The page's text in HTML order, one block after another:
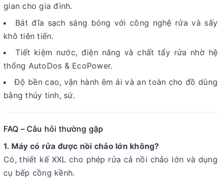
gian cho gia đình.
Bát đĩa sạch sáng bóng với công nghệ rửa và sấy
khô tiên tiến.
Tiết kiệm nước, điện năng và chất tẩy rửa nhờ hệ
thống AutoDos & EcoPower.
Độ bền cao, vận hành êm ái và an toàn cho đồ dùng
bằng thủy tinh, sứ.
FAQ – Câu hỏi thường gặp
1. Máy có rửa được nồi chảo lớn không?
Có, thiết kế XXL cho phép rửa cả nồi chảo lớn và dụng
cụ bếp cồng kềnh.